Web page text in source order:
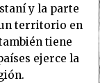
y la parte
territorio en
tiene
ejerce la